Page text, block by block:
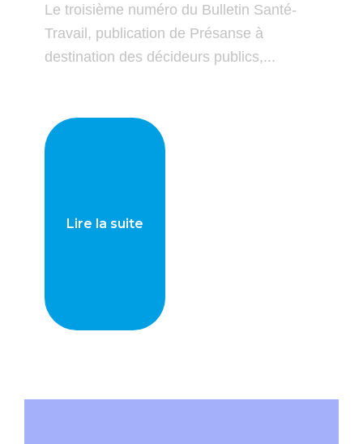
Le troisième numéro du Bulletin Santé-
Travail, publication de Présanse à
destination des décideurs publics,...
Lire la suite